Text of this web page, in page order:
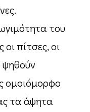
του
πίτσες, οι
ψηθούν
ομοιόμορφο
τα άψητα